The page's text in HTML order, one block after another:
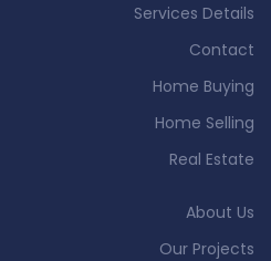
Services Details
Contact
Home Buying
Home Selling
Real Estate
About Us
Our Projects